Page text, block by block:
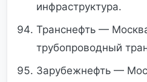
инфраструктура.
Транснефть —
трубопроводный
Зарубежнефть —